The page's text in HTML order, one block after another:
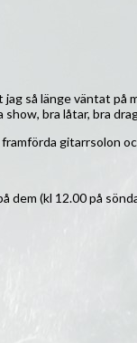
så länge väntat
bra låtar, bra
gitarrsolon
(kl 12.00 på